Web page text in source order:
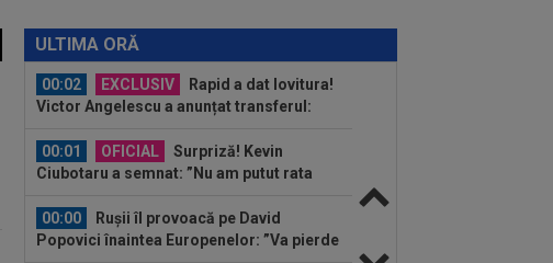
ULTIMA ORĂ
Barcelona, a ratat transferul la încă o
echipă de UCL! Picat la...
00:02
EXCLUSIV
Rapid a dat lovitura!
Victor Angelescu a anunțat transferul:
00:01
OFICIAL
Surpriză! Kevin
Ciubotaru a semnat: ”Nu am putut rata
00:00
Rușii îl provoacă pe David
Popovici înaintea Europenelor: ”Va pierde